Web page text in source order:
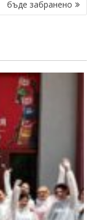
бъде забранено